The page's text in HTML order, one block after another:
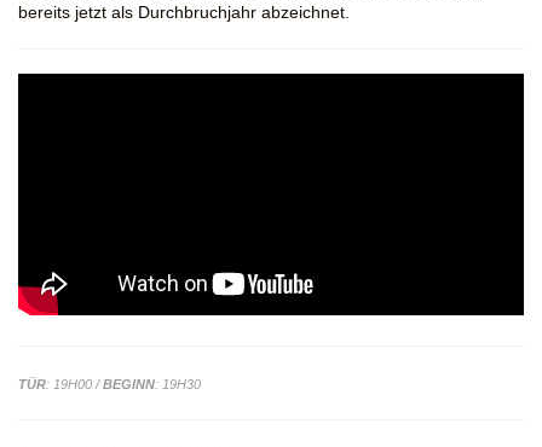
bereits jetzt als Durchbruchjahr abzeichnet.
TÜR: 19H00 /BEGINN: 19H30